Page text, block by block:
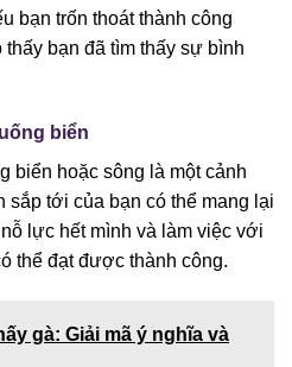
bạn trốn thoát thành công
bạn đã tìm thấy sự bình
biển
biển hoặc sông là một cảnh
sắp tới của bạn có thể mang lại
lực hết mình và làm việc với
thể đạt được thành công.
gà: Giải mã ý nghĩa và